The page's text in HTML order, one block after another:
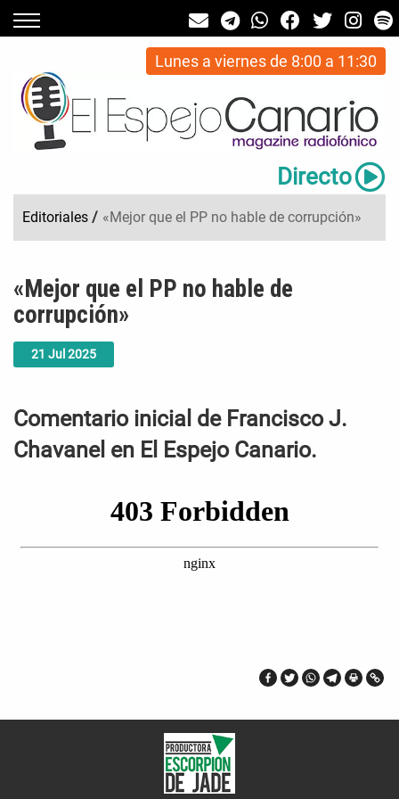
Lunes a viernes de 8:00 a 11:30
Directo
Editoriales / «Mejor que el PP no hable de corrupción»
21 Jul 2025
«Mejor que el PP no hable de
corrupción»
Comentario inicial de Francisco J.
Chavanel en El Espejo Canario.